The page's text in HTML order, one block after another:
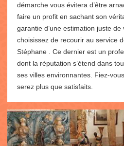
démarche vous évitera d’être
faire un profit en sachant son
garantie d’une estimation juste de
choisissez de recourir au service
Stéphane . Ce dernier est un
dont la réputation s’étend dans
ses villes environnantes. Fiez-
serez plus que satisfaits.